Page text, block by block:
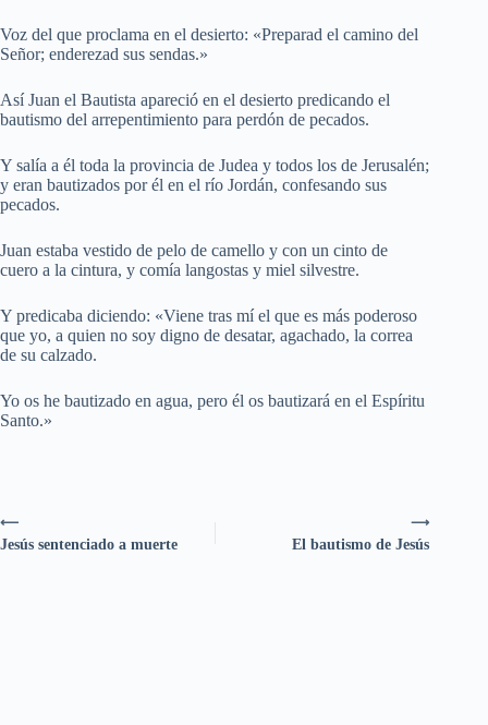
Voz del que proclama en el desierto: «Preparad el camino del
Señor; enderezad sus sendas.»
Así Juan el Bautista apareció en el desierto predicando el
bautismo del arrepentimiento para perdón de pecados.
Y salía a él toda la provincia de Judea y todos los de Jerusalén;
y eran bautizados por él en el río Jordán, confesando sus
pecados.
Juan estaba vestido de pelo de camello y con un cinto de
cuero a la cintura, y comía langostas y miel silvestre.
Y predicaba diciendo: «Viene tras mí el que es más poderoso
que yo, a quien no soy digno de desatar, agachado, la correa
de su calzado.
Yo os he bautizado en agua, pero él os bautizará en el Espíritu
Santo.»
⟶
El bautismo de Jesús
⟵
Jesús sentenciado a muerte